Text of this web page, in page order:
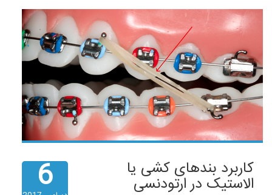
6 کاربرد بندهای کشی یا
الاستیک در ارتودنسی